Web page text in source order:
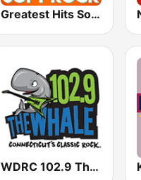
Greatest Hits Soft Rock
WDRC 102.9 The Whale